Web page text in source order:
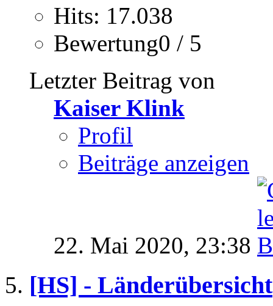
Hits: 17.038
Bewertung0 / 5
Letzter Beitrag von
Kaiser Klink
Profil
Beiträge anzeigen
22. Mai 2020, 23:38
[HS] - Länderübersicht